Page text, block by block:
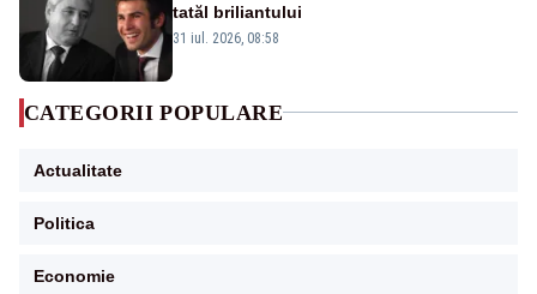
tatăl briliantului
31 iul. 2026, 08:58
CATEGORII POPULARE
Actualitate
Politica
Economie